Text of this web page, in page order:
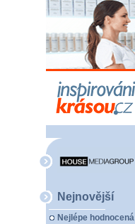
Nejnovější
Nejlépe hodnocená